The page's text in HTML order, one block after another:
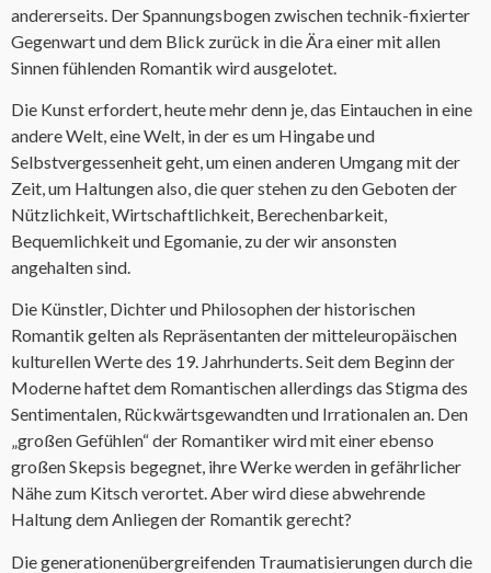
andererseits. Der Spannungsbogen zwischen technik-fixierter
Gegenwart und dem Blick zurück in die Ära einer mit allen
Sinnen fühlenden Romantik wird ausgelotet.
Die Kunst erfordert, heute mehr denn je, das Eintauchen in eine
andere Welt, eine Welt, in der es um Hingabe und
Selbstvergessenheit geht, um einen anderen Umgang mit der
Zeit, um Haltungen also, die quer stehen zu den Geboten der
Nützlichkeit, Wirtschaftlichkeit, Berechenbarkeit,
Bequemlichkeit und Egomanie, zu der wir ansonsten
angehalten sind.
Die Künstler, Dichter und Philosophen der historischen
Romantik gelten als Repräsentanten der mitteleuropäischen
kulturellen Werte des 19. Jahrhunderts. Seit dem Beginn der
Moderne haftet dem Romantischen allerdings das Stigma des
Sentimentalen, Rückwärtsgewandten und Irrationalen an. Den
„großen Gefühlen“ der Romantiker wird mit einer ebenso
großen Skepsis begegnet, ihre Werke werden in gefährlicher
Nähe zum Kitsch verortet. Aber wird diese abwehrende
Haltung dem Anliegen der Romantik gerecht?
Die generationenübergreifenden Traumatisierungen durch die